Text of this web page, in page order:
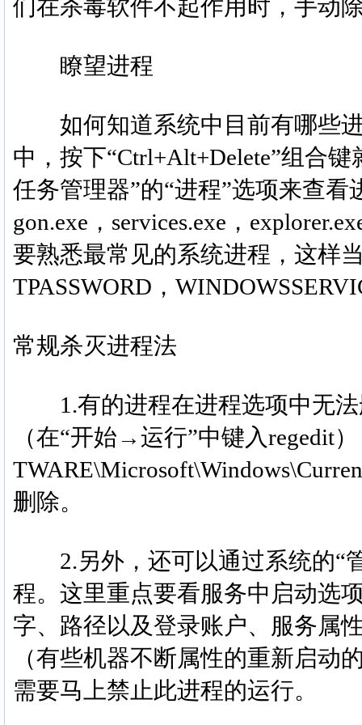
们在杀毒软件不起作用时，手动
瞭望进程
如何知道系统中目前有哪些进
中，按下“Ctrl+Alt+Delete”组合
任务管理器”的“进程”选项来查
gon.exe，services.exe，
要熟悉最常见的系统进程，这样
TPASSWORD，
常规杀灭进程法
1.有的进程在进程选项中无法
（在“开始→运行”中键入regedit
删除。
2.另外，还可以通过系统的“管
程。这里重点要看服务中启动选
字、路径以及登录账户、服务属
（有些机器不断属性的重新启动
需要马上禁止此进程的运行。